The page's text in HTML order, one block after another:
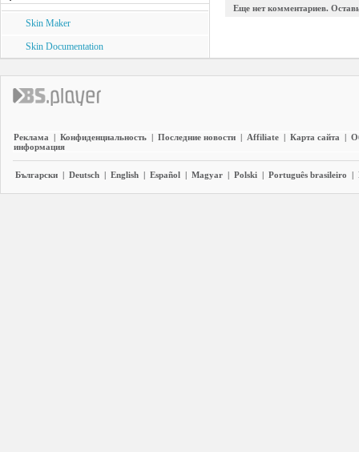
Skin Maker
Skin Documentation
Еще нет комментариев.
Реклама | Конфиденциальность | Последние новости | Affiliate | Карта сайта |
информация
Български | Deutsch | English | Español | Magyar | Polski | Português brasileiro |